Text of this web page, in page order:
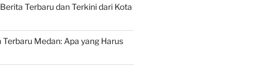
Terbaru dan Terkini dari Kota
Medan: Apa yang Harus